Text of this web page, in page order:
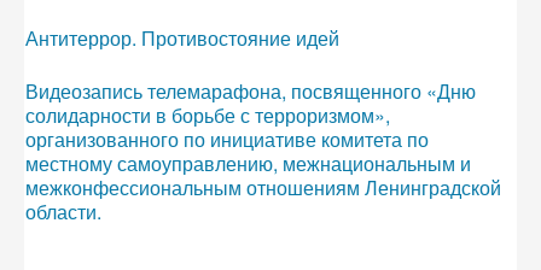
Антитеррор. Противостояние идей
Видеозапись телемарафона, посвященного «Дню
солидарности в борьбе с терроризмом»,
организованного по инициативе комитета по
местному самоуправлению, межнациональным и
межконфессиональным отношениям Ленинградской
области.